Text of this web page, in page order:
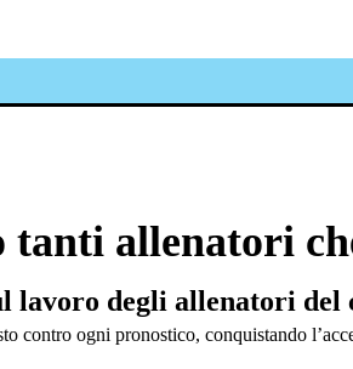
tanti allenatori
degli allenatori del
contro ogni pronostico, conquistando